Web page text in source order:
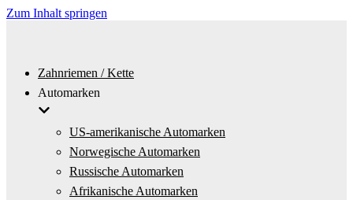
Zum Inhalt springen
Zahnriemen / Kette
Automarken
US-amerikanische Automarken
Norwegische Automarken
Russische Automarken
Afrikanische Automarken